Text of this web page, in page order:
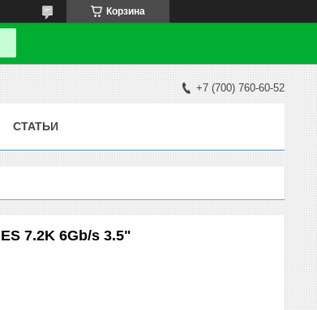
Корзина
+7 (700) 760-60-52
СТАТЬИ
7.2K 6Gb/s 3.5"